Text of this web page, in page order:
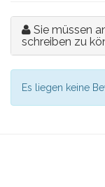
Sie müssen
schreiben zu
Es liegen keine